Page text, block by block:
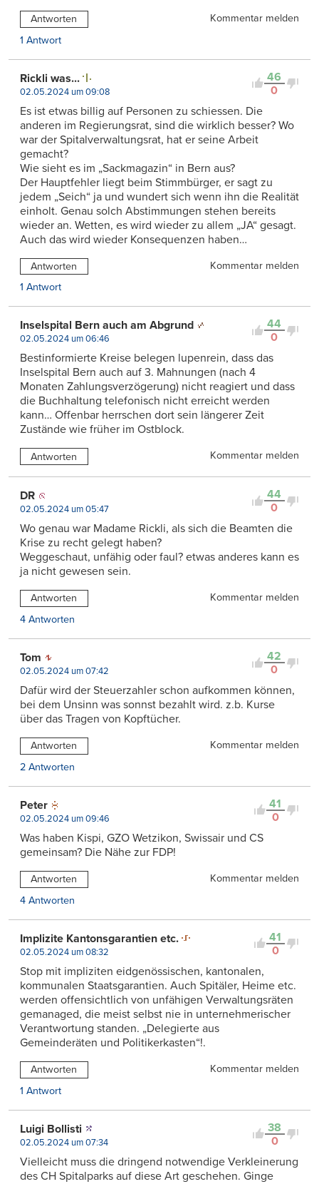
Antworten
Kommentar melden
1 Antwort
46
0
Rickli was...
02.05.2024 um 09:08
Es ist etwas billig auf Personen zu schiessen. Die
anderen im Regierungsrat, sind die wirklich besser? Wo
war der Spitalverwaltungsrat, hat er seine Arbeit
gemacht?
Wie sieht es im „Sackmagazin“ in Bern aus?
Der Hauptfehler liegt beim Stimmbürger, er sagt zu
jedem „Seich“ ja und wundert sich wenn ihn die Realität
einholt. Genau solch Abstimmungen stehen bereits
wieder an. Wetten, es wird wieder zu allem „JA“ gesagt.
Auch das wird wieder Konsequenzen haben…
Antworten
Kommentar melden
1 Antwort
44
0
Inselspital Bern auch am Abgrund
02.05.2024 um 06:46
Bestinformierte Kreise belegen lupenrein, dass das
Inselspital Bern auch auf 3. Mahnungen (nach 4
Monaten Zahlungsverzögerung) nicht reagiert und dass
die Buchhaltung telefonisch nicht erreicht werden
kann… Offenbar herrschen dort sein längerer Zeit
Zustände wie früher im Ostblock.
Antworten Kommentar melden
44
0
DR
02.05.2024 um 05:47
Wo genau war Madame Rickli, als sich die Beamten die
Krise zu recht gelegt haben?
Weggeschaut, unfähig oder faul? etwas anderes kann es
ja nicht gewesen sein.
Antworten
Kommentar melden
4 Antworten
42
0
Tom
02.05.2024 um 07:42
Dafür wird der Steuerzahler schon aufkommen können,
bei dem Unsinn was sonnst bezahlt wird. z.b. Kurse
über das Tragen von Kopftücher.
Antworten
Kommentar melden
2 Antworten
41
0
Peter
02.05.2024 um 09:46
Was haben Kispi, GZO Wetzikon, Swissair und CS
gemeinsam? Die Nähe zur FDP!
Antworten
Kommentar melden
4 Antworten
41
0
Implizite Kantonsgarantien etc.
02.05.2024 um 08:32
Stop mit impliziten eidgenössischen, kantonalen,
kommunalen Staatsgarantien. Auch Spitäler, Heime etc.
werden offensichtlich von unfähigen Verwaltungsräten
gemanaged, die meist selbst nie in unternehmerischer
Verantwortung standen. „Delegierte aus
Gemeinderäten und Politikerkasten“!.
Antworten
Kommentar melden
1 Antwort
38
0
Luigi Bollisti
02.05.2024 um 07:34
Vielleicht muss die dringend notwendige Verkleinerung
des CH Spitalparks auf diese Art geschehen. Ginge